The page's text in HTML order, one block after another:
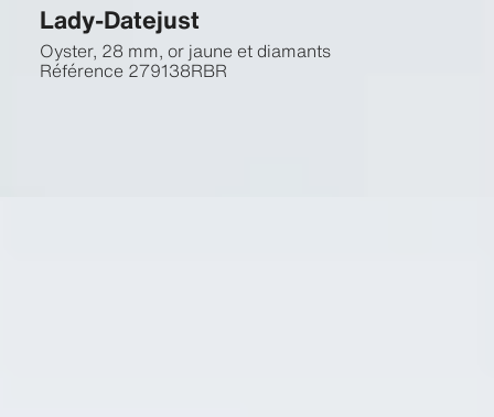
Lady-Datejust
Oyster, 28 mm, or jaune et diamants
Référence 279138RBR